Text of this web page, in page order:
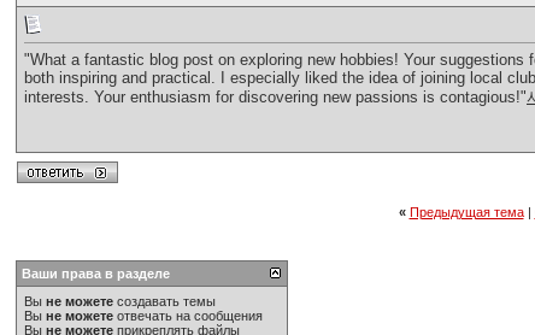
"What a fantastic blog post on exploring new hobbies! Your
both inspiring and practical. I especially liked the idea of joining local
interests. Your enthusiasm for discovering new passions is contagious!"
« Предыдущая тема|
Ваши права в разделе
Вы не можете создавать темы
Вы не можете отвечать на сообщения
Вы не можете прикреплять файлы